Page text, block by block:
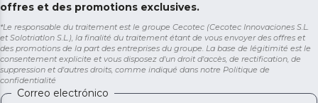
offres et des promotions exclusives.
*Le responsable du traitement est le groupe Cecotec (Cecotec Innovaciones S.L.
et Solotriatlon S.L.), la finalité du traitement étant de vous envoyer des offres et
des promotions de la part des entreprises du groupe. La base de légitimité est le
consentement explicite et vous disposez d'un droit d'accès, de rectification, de
suppression et d'autres droits, comme indiqué dans notre Politique de
confidentialité
Correo electrónico